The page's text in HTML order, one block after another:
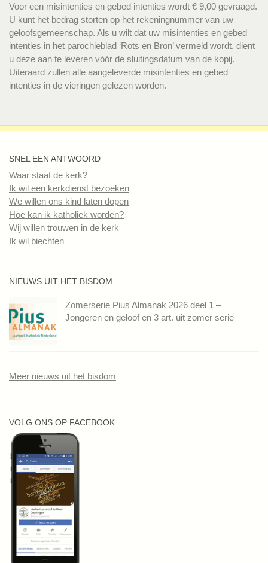
Voor een misintenties en gebed intenties wordt € 9,00 gevraagd.
U kunt het bedrag storten op het rekeningnummer van uw
geloofsgemeenschap. Als u wilt dat uw misintenties en gebed
intenties in het parochieblad ‘Rots en Bron’ vermeld wordt, dient
u deze aan te leveren vóór de sluitingsdatum van de kopij.
Uiteraard zullen alle aangeleverde misintenties en gebed
intenties in de vieringen gelezen worden.
SNEL EEN ANTWOORD
Waar staat de kerk?
Ik wil een kerkdienst bezoeken
We willen ons kind laten dopen
Hoe kan ik katholiek worden?
Wij willen trouwen in de kerk
Ik wil biechten
NIEUWS UIT HET BISDOM
Zomerserie Pius Almanak 2026 deel 1 –
Jongeren en geloof en 3 art. uit zomer serie
Meer nieuws uit het bisdom
VOLG ONS OP FACEBOOK